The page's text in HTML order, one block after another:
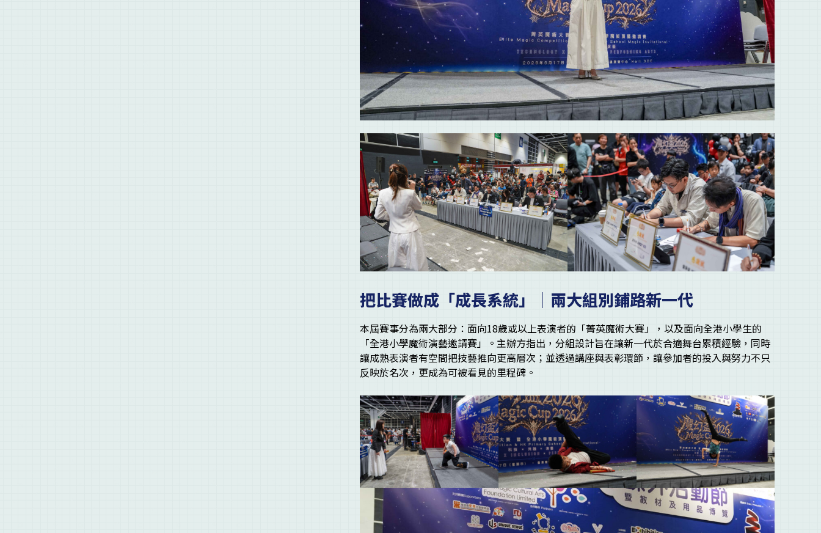
把比賽做成「成長系統」｜兩大組別鋪路新一代
本屆賽事分為兩大部分：面向18歲或以上表演者的「菁英魔術大賽」，以及面向全港小學生的
「全港小學魔術演藝邀請賽」。主辦方指出，分組設計旨在讓新一代於合適舞台累積經驗，同時
讓成熟表演者有空間把技藝推向更高層次；並透過講座與表彰環節，讓參加者的投入與努力不只
反映於名次，更成為可被看見的里程碑。